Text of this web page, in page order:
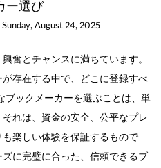
ー選び
Sunday, August 24, 2025
奮とチャンスに満ちています。
存在する中で、どこに登録すべ
ブックメーカーを選ぶことは、単
れは、資金の安全、公平なプレ
楽しい体験を保証するもので
に完璧に合った、信頼できるブ